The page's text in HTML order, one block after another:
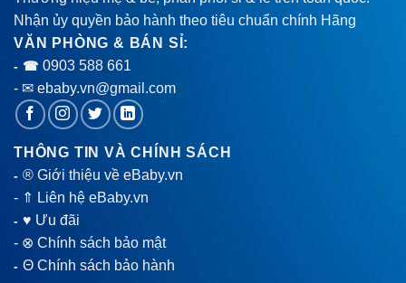
Nhận ủy quyền bảo hành theo tiêu chuẩn chính Hãng
VĂN PHÒNG & BÁN SỈ:
- ☎ 0903 588 661
- ✉ ebaby.vn@gmail.com
THÔNG TIN VÀ CHÍNH SÁCH
-® Giới thiệu về eBaby.vn
- ⇑ Liên hệ eBaby.vn
-♥ Ưu đãi
- ⊗ Chính sách bảo mật
-Θ Chính sách bảo hành